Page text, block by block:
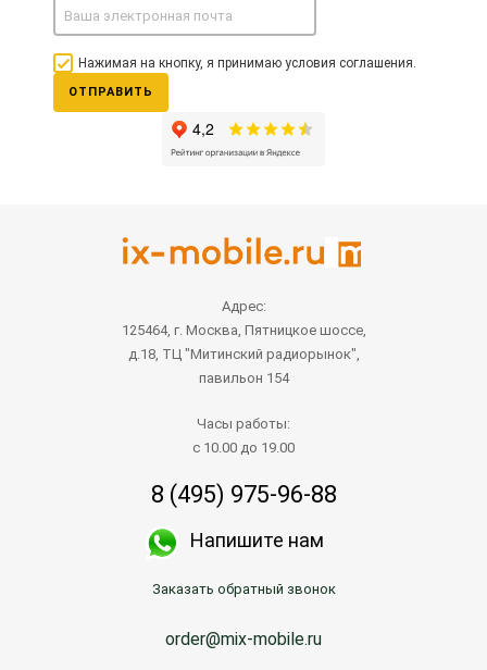
Нажимая на кнопку, я принимаю условия соглашения.
ОТПРАВИТЬ
Адрес:
125464, г. Москва, Пятницкое шоссе,
д.18, ТЦ "Митинский радиорынок",
павильон 154
Часы работы:
с 10.00 до 19.00
8 (495) 975-96-88
Напишите нам
Заказать обратный звонок
order@mix-mobile.ru